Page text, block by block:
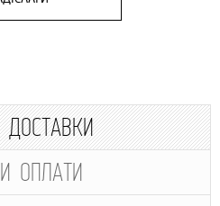
ОПЛАТИ